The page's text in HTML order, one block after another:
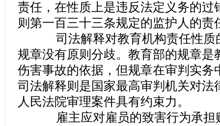
责任，在性质上是违反法定义务的过
则第一百三十三条规定的监护人的责
司法解释对教育机构责任性质
规章没有原则分歧。教育部的规章是
伤害事故的依据，但规章在审判实务
司法解释则是国家最高审判机关对法
人民法院审理案件具有约束力。
雇主应对雇员的致害行为承担